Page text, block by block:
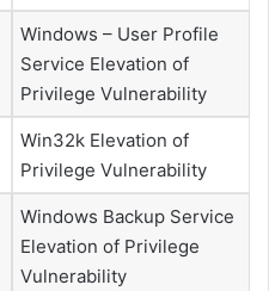
Windows – User Profile
Service Elevation of
Privilege Vulnerability
Win32k Elevation of
Privilege Vulnerability
Windows Backup Service
Elevation of Privilege
Vulnerability